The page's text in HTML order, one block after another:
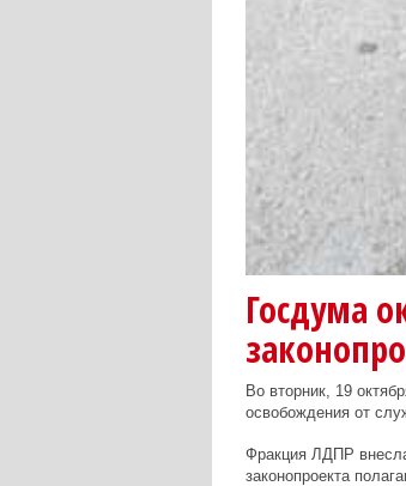
Госдума
Во вторник, 19
освобождения от
Фракция ЛДПР
законопроекта